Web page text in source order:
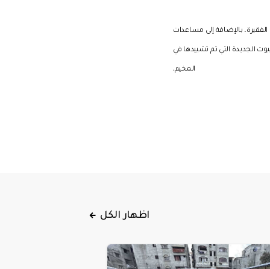
بالإضافة إلى مساعدات
الجديدة التي تم تشييدها في
المخيم.
اظهار الكل